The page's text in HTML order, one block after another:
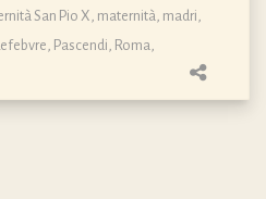
San Pio X maternità, madri
Pascendi Roma